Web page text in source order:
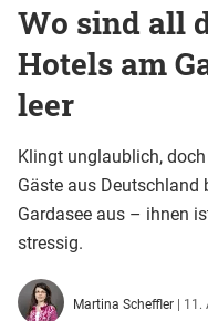
Wo sind all
Hotels am
leer
Klingt unglaublich,
Gäste aus Deutschland
Gardasee aus – ihnen
stressig.
Martina Scheffler | 11.